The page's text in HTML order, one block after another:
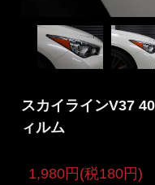
スカイラインV37
ィルム
1,980円(税180円)